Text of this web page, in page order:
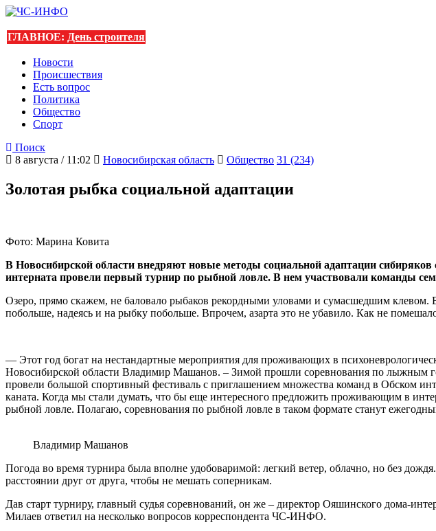
ГЛАВНОЕ: День строителя
Новости
Происшествия
Есть вопрос
Политика
Общество
Спорт
Поиск
8 августа / 11:02
Новосибирская область Общество 31 (234)
Золотая рыбка социальной адаптации
Фото: Марина Ковита
В Новосибирской области внедряют новые методы социальной адаптации
интерната провели первый турнир по рыбной ловле. В нем участвовали команды
Озеро, прямо скажем, не баловало рыбаков рекордными уловами и сумасшедшим
побольше, надеясь и на рыбку побольше. Впрочем, азарта это не убавило. Как не
— Этот год богат на нестандартные мероприятия для проживающих в
Новосибирской области Владимир Машанов. – Зимой прошли соревнования по лыжным
провели большой спортивный фестиваль с приглашением множества команд в Обском
каната. Когда мы стали думать, что бы еще интересного предложить проживающим в
рыбной ловле. Полагаю, соревнования по рыбной ловле в таком формате станут
Владимир Машанов
Погода во время турнира была вполне удобоваримой: легкий ветер, облачно, но без
расстоянии друг от друга, чтобы не мешать соперникам.
Дав старт турниру, главный судья соревнований, он же – директор Ояшинского дома-
Милаев ответил на несколько вопросов корреспондента ЧС-ИНФО.